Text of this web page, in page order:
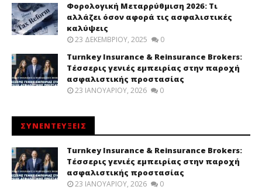
Φορολογική Μεταρρύθμιση 2026: Τι
αλλάζει όσον αφορά τις ασφαλιστικές
καλύψεις
23 ΔΕΚΕΜΒΡΊΟΥ, 2025 0
Turnkey Insurance & Reinsurance Brokers:
Τέσσερις γενιές εμπειρίας στην παροχή
ασφαλιστικής προστασίας
23 ΙΑΝΟΥΑΡΊΟΥ, 2026 0
ΣΥΝΕΝΤΕΥΞΕΙΣ
Turnkey Insurance & Reinsurance Brokers:
Τέσσερις γενιές εμπειρίας στην παροχή
ασφαλιστικής προστασίας
23 ΙΑΝΟΥΑΡΊΟΥ, 2026 0